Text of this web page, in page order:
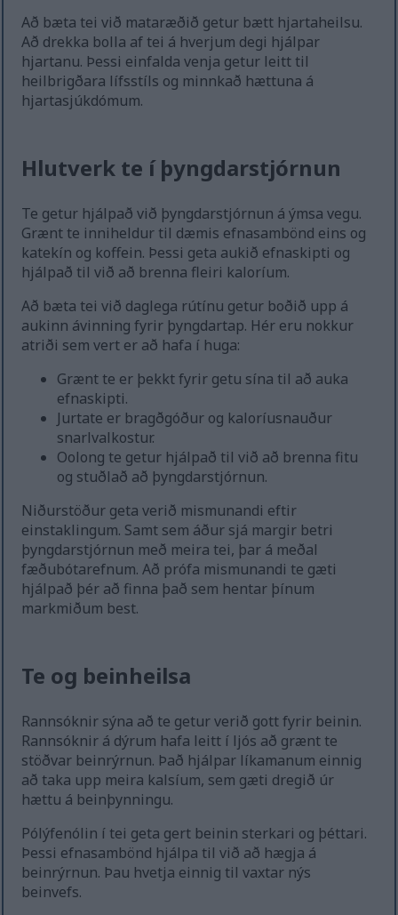
Að bæta tei við mataræðið getur bætt hjartaheilsu.
Að drekka bolla af tei á hverjum degi hjálpar
hjartanu. Þessi einfalda venja getur leitt til
heilbrigðara lífsstíls og minnkað hættuna á
hjartasjúkdómum.
Hlutverk te í þyngdarstjórnun
Te getur hjálpað við þyngdarstjórnun á ýmsa vegu.
Grænt te inniheldur til dæmis efnasambönd eins og
katekín og koffein. Þessi geta aukið efnaskipti og
hjálpað til við að brenna fleiri kaloríum.
Að bæta tei við daglega rútínu getur boðið upp á
aukinn ávinning fyrir þyngdartap. Hér eru nokkur
atriði sem vert er að hafa í huga:
Grænt te er þekkt fyrir getu sína til að auka
efnaskipti.
Jurtate er bragðgóður og kaloríusnauður
snarlvalkostur.
Oolong te getur hjálpað til við að brenna fitu
og stuðlað að þyngdarstjórnun.
Niðurstöður geta verið mismunandi eftir
einstaklingum. Samt sem áður sjá margir betri
þyngdarstjórnun með meira tei, þar á meðal
fæðubótarefnum. Að prófa mismunandi te gæti
hjálpað þér að finna það sem hentar þínum
markmiðum best.
Te og beinheilsa
Rannsóknir sýna að te getur verið gott fyrir beinin.
Rannsóknir á dýrum hafa leitt í ljós að grænt te
stöðvar beinrýrnun. Það hjálpar líkamanum einnig
að taka upp meira kalsíum, sem gæti dregið úr
hættu á beinþynningu.
Pólýfenólin í tei geta gert beinin sterkari og þéttari.
Þessi efnasambönd hjálpa til við að hægja á
beinrýrnun. Þau hvetja einnig til vaxtar nýs
beinvefs.